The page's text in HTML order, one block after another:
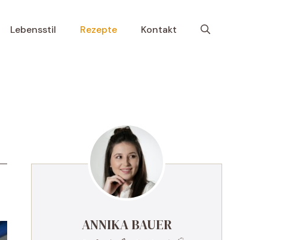
Lebensstil Rezepte Kontakt
ANNIKA BAUER